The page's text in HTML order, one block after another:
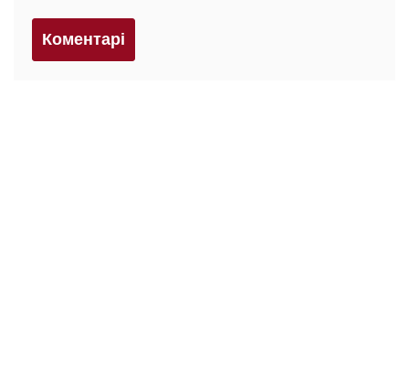
Коментарi